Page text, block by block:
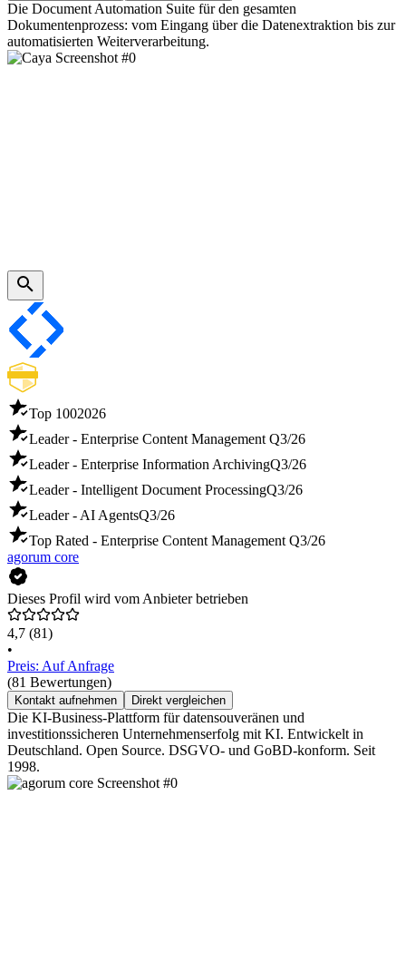
Die Document Automation Suite für den gesamten
Dokumentenprozess: vom Eingang über die Datenextraktion bis zur
automatisierten Weiterverarbeitung.
Top 1002026
Leader - Enterprise Content Management Q3/26
Leader - Enterprise Information ArchivingQ3/26
Leader - Intelligent Document ProcessingQ3/26
Leader - AI AgentsQ3/26
Top Rated - Enterprise Content Management Q3/26
agorum core
Dieses Profil wird vom Anbieter betrieben
4,7 (81)
•
Preis: Auf Anfrage
(81 Bewertungen)
Kontakt aufnehmen Direkt vergleichen
Die KI-Business-Plattform für datensouveränen und
investitionssicheren Unternehmenserfolg mit KI. Entwickelt in
Deutschland. Open Source. DSGVO- und GoBD-konform. Seit
1998.